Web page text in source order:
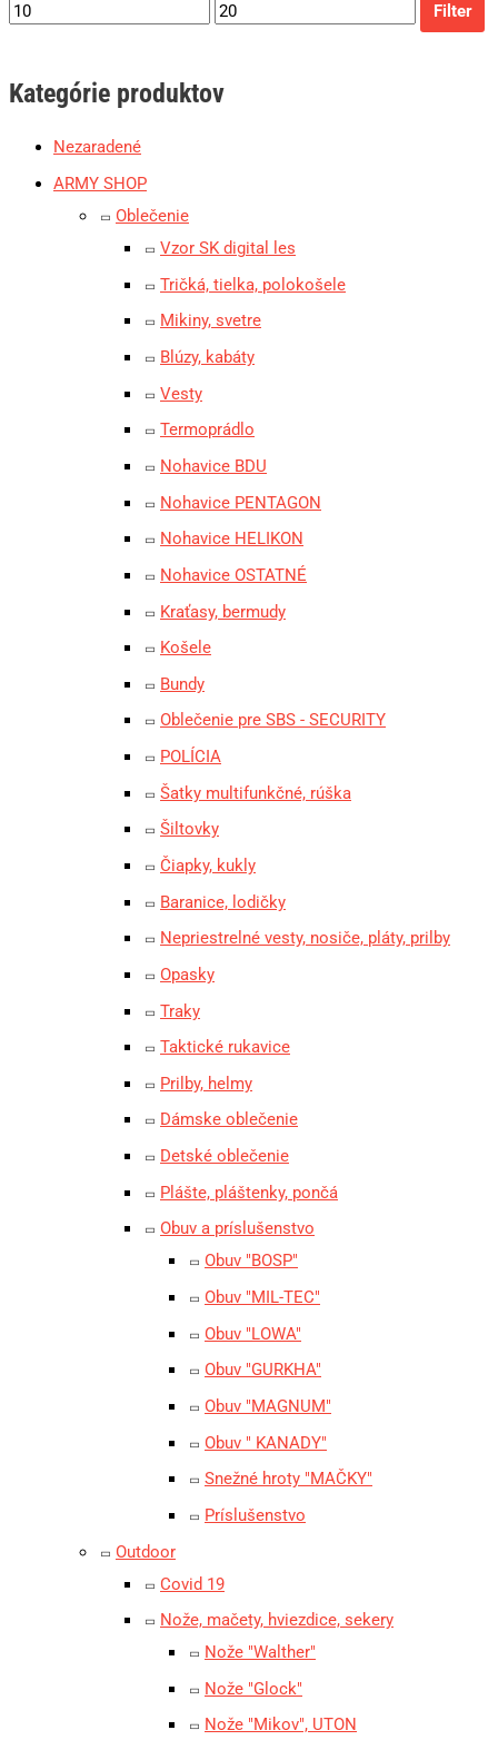
Filter
Kategórie produktov
Nezaradené
ARMY SHOP
Oblečenie
Vzor SK digital les
Tričká, tielka, polokošele
Mikiny, svetre
Blúzy, kabáty
Vesty
Termoprádlo
Nohavice BDU
Nohavice PENTAGON
Nohavice HELIKON
Nohavice OSTATNÉ
Kraťasy, bermudy
Košele
Bundy
Oblečenie pre SBS - SECURITY
POLÍCIA
Šatky multifunkčné, rúška
Šiltovky
Čiapky, kukly
Baranice, lodičky
Nepriestrelné vesty, nosiče, pláty, prilby
Opasky
Traky
Taktické rukavice
Prilby, helmy
Dámske oblečenie
Detské oblečenie
Plášte, pláštenky, pončá
Obuv a príslušenstvo
Obuv "BOSP"
Obuv "MIL-TEC"
Obuv "LOWA"
Obuv "GURKHA"
Obuv "MAGNUM"
Obuv " KANADY"
Snežné hroty "MAČKY"
Príslušenstvo
Outdoor
Covid 19
Nože, mačety, hviezdice, sekery
Nože "Walther"
Nože "Glock"
Nože "Mikov", UTON